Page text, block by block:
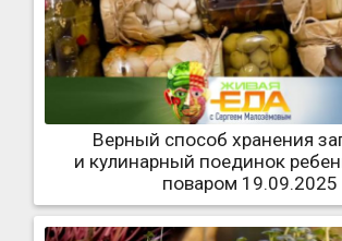
Верный способ хранения
и кулинарный поединок
поваром 19.09.2025